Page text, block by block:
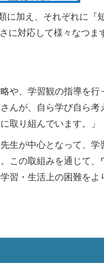
加え、それぞれに『
に対応して様々なつま
や、学習観の指導を行
んが、自ら学び自ら考
取り組んでいます。」
生が中心となって、学
この取組みを通じて、
習・生活上の困難をよ